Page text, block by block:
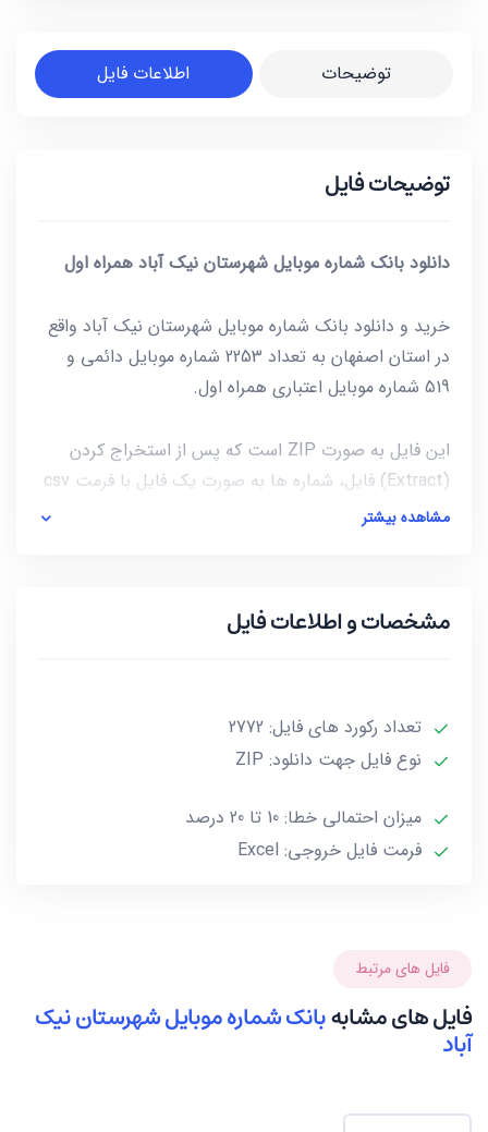
توضیحات اطلاعات فایل
توضیحات فایل
دانلود بانک شماره موبایل شهرستان نیک آباد همراه اول
خرید و دانلود بانک شماره موبایل شهرستان نیک آباد واقع
در استان اصفهان به تعداد 2253 شماره موبایل دائمی و
519 شماره موبایل اعتباری همراه اول.
این فایل به صورت ZIP است که پس از استخراج کردن
(Extract) فایل، شماره ها به صورت یک فایل با فرمت csv
و حجم این فایل کمتر از 8KB است.
حداکثر 20 درصد خطا داشته باشند.***
مشاهده بیشتر
مشخصات و اطلاعات فایل
تعداد رکورد های فایل: 2772
نوع فایل جهت دانلود: ZIP
میزان احتمالی خطا: 10 تا 20 درصد
فرمت فایل خروجی: Excel
فایل های مرتبط
فایل های مشابهبانک شماره موبایل شهرستان نیک
آباد